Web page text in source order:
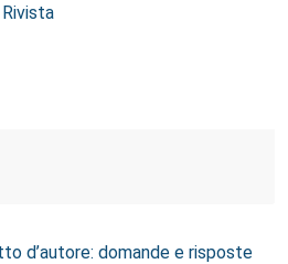
d’autore: domande e risposte